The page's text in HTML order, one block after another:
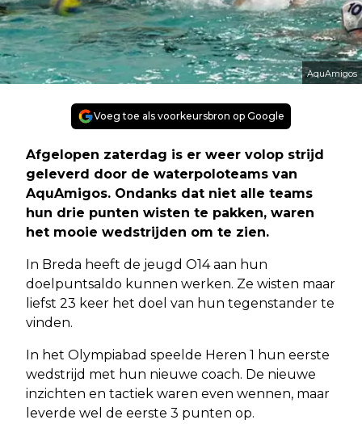
AquAmigos
Voeg toe als voorkeursbron op Google
Afgelopen zaterdag is er weer volop strijd
geleverd door de waterpoloteams van
AquAmigos. Ondanks dat niet alle teams
hun drie punten wisten te pakken, waren
het mooie wedstrijden om te zien.
In Breda heeft de jeugd O14 aan hun
doelpuntsaldo kunnen werken. Ze wisten maar
liefst 23 keer het doel van hun tegenstander te
vinden.
In het Olympiabad speelde Heren 1 hun eerste
wedstrijd met hun nieuwe coach. De nieuwe
inzichten en tactiek waren even wennen, maar
leverde wel de eerste 3 punten op.